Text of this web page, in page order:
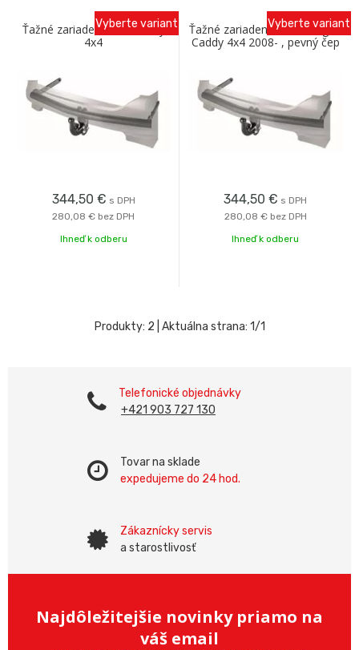
Ťažné zariadenie VW Caddy
4x4
344,50 € s DPH
280,08 € bez DPH
Vyberte variant
Ihneď k odberu
Ťažné zariadenie Volkswagen
Caddy 4x4 2008- , pevný čep
2 šrouby, Westfalia
344,50 € s DPH
280,08 € bez DPH
Vyberte variant
Ihneď k odberu
Produkty: 2 | Aktuálna strana: 1/1
Telefonické objednávky
+421 903 727 130
Tovar na sklade
expedujeme do 24 hod.
Zákaznícky servis
a starostlivosť
Najdôležitejšie novinky priamo na
váš email